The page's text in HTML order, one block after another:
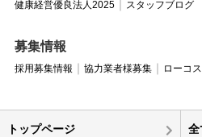
健康経営優良法人2025
スタッフブログ
募集情報
採用募集情報 協力業者様募集 ローコ
トップページ 全